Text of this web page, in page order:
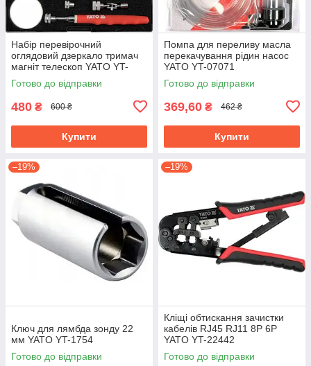
Набір перевірочний
оглядовий дзеркало тримач
магніт телескоп YATO YT-
0662
Готово до відправки
480 ₴ 600 ₴
Купити
Помпа для переливу масла
перекачування рідин насос
YATO YT-07071
Готово до відправки
369,60 ₴ 462 ₴
Купити
–19%
Ключ для лямбда зонду 22
мм YATO YT-1754
Готово до відправки
–19%
Кліщі обтискання зачистки
кабелів RJ45 RJ11 8P 6P
YATO YT-22442
Готово до відправки